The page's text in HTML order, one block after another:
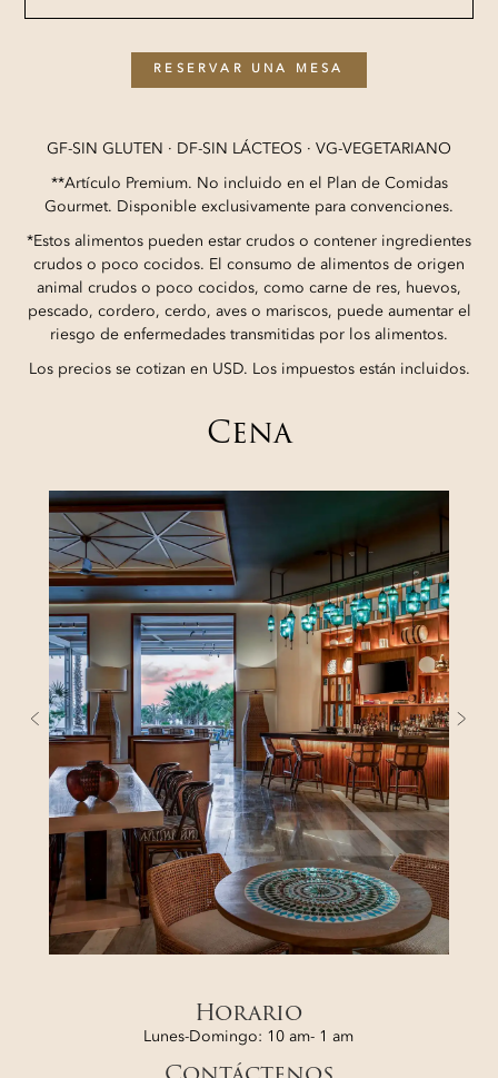
RESERVAR UNA MESA
GF-SIN GLUTEN · DF-SIN LÁCTEOS · VG-VEGETARIANO
**Artículo Premium. No incluido en el Plan de Comidas
Gourmet. Disponible exclusivamente para convenciones.
*Estos alimentos pueden estar crudos o contener ingredientes
crudos o poco cocidos. El consumo de alimentos de origen
animal crudos o poco cocidos, como carne de res, huevos,
pescado, cordero, cerdo, aves o mariscos, puede aumentar el
riesgo de enfermedades transmitidas por los alimentos.
Los precios se cotizan en USD. Los impuestos están incluidos.
Cena
Anterior
Horario
Lunes-Domingo: 10 am- 1 am